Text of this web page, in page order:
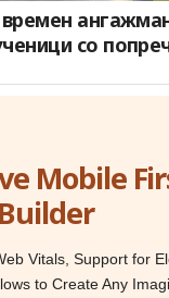
времен
со
Mobile
Vitals, Support for
to Create Any